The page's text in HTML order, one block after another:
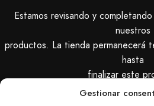
Gestionar
Estamos revisando y
nuestros
productos. La tienda permanecerá
hasta
finalizar este